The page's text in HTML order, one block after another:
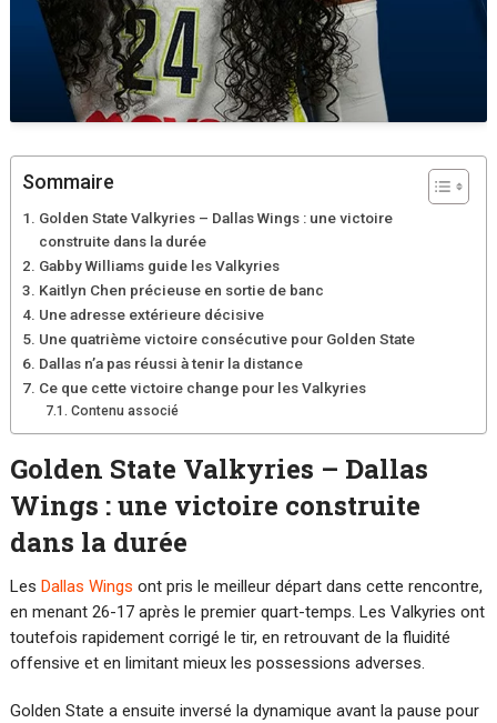
Sommaire
Golden State Valkyries – Dallas Wings : une victoire
construite dans la durée
Gabby Williams guide les Valkyries
Kaitlyn Chen précieuse en sortie de banc
Une adresse extérieure décisive
Une quatrième victoire consécutive pour Golden State
Dallas n’a pas réussi à tenir la distance
Ce que cette victoire change pour les Valkyries
Contenu associé
Golden State Valkyries – Dallas
Wings : une victoire construite
dans la durée
Les Dallas Wings ont pris le meilleur départ dans cette rencontre,
en menant 26-17 après le premier quart-temps. Les Valkyries ont
toutefois rapidement corrigé le tir, en retrouvant de la fluidité
offensive et en limitant mieux les possessions adverses.
Golden State a ensuite inversé la dynamique avant la pause pour